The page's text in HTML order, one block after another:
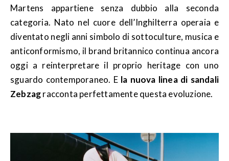
Martens appartiene senza dubbio alla seconda
categoria. Nato nel cuore dell’Inghilterra operaia e
diventato negli anni simbolo di sottoculture, musica e
anticonformismo, il brand britannico continua ancora
oggi a reinterpretare il proprio heritage con uno
sguardo contemporaneo. E la nuova linea di sandali
Zebzagracconta perfettamente questa evoluzione.